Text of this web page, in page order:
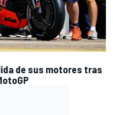
de sus motores tras